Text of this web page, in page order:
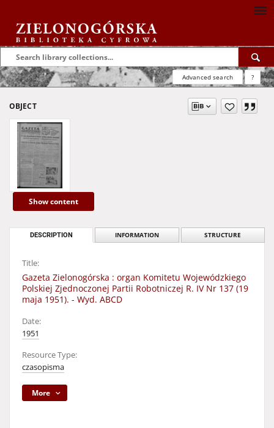
Advanced search ?
OBJECT
Show content
DESCRIPTION INFORMATION STRUCTURE
Title:
Gazeta Zielonogórska : organ Komitetu Wojewódzkiego
Polskiej Zjednoczonej Partii Robotniczej R. IV Nr 137 (19
maja 1951). - Wyd. ABCD
Date:
1951
Resource Type:
czasopisma
More